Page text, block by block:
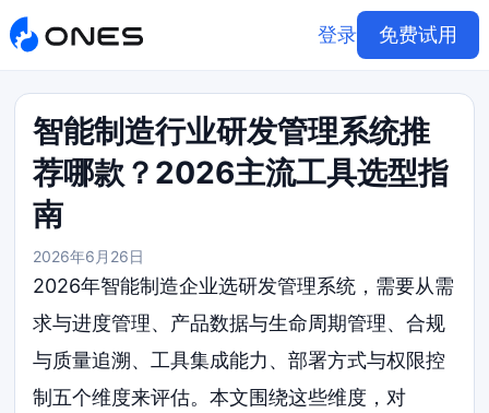
登录 免费试用
智能制造行业研发管理系统推
荐哪款？2026主流工具选型指
南
2026年6月26日
2026年智能制造企业选研发管理系统，需要从需
求与进度管理、产品数据与生命周期管理、合规
与质量追溯、工具集成能力、部署方式与权限控
制五个维度来评估。本文围绕这些维度，对